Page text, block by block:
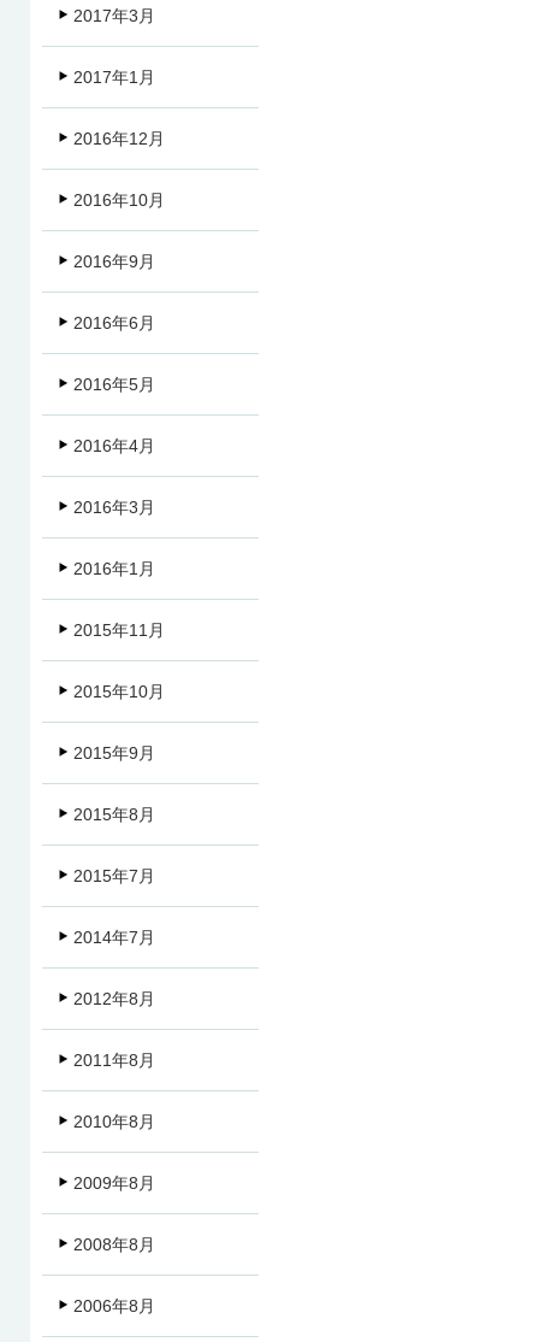
2017年3月
2017年1月
2016年12月
2016年10月
2016年9月
2016年6月
2016年5月
2016年4月
2016年3月
2016年1月
2015年11月
2015年10月
2015年9月
2015年8月
2015年7月
2014年7月
2012年8月
2011年8月
2010年8月
2009年8月
2008年8月
2006年8月